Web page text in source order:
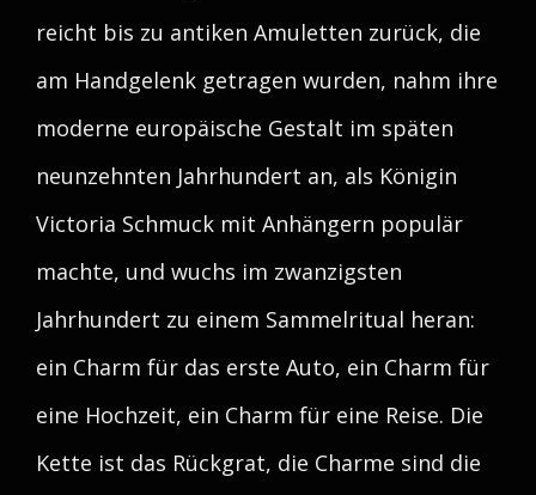
reicht bis zu antiken Amuletten zurück, die
am Handgelenk getragen wurden, nahm ihre
moderne europäische Gestalt im späten
neunzehnten Jahrhundert an, als Königin
Victoria Schmuck mit Anhängern populär
machte, und wuchs im zwanzigsten
Jahrhundert zu einem Sammelritual heran:
ein Charm für das erste Auto, ein Charm für
eine Hochzeit, ein Charm für eine Reise. Die
Kette ist das Rückgrat, die Charme sind die